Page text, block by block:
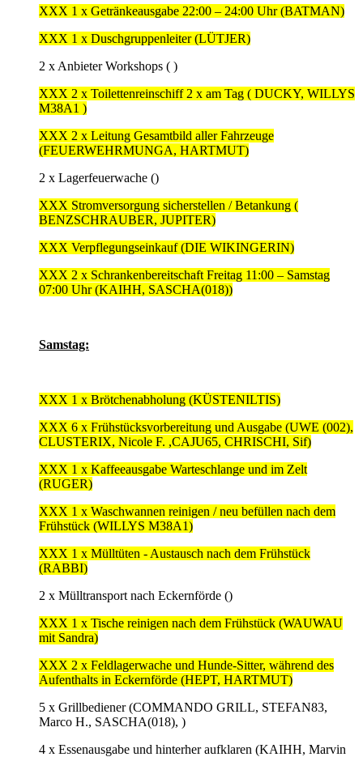
XXX 1 x Getränkeausgabe 22:00 – 24:00 Uhr (BATMAN)
XXX 1 x Duschgruppenleiter (LÜTJER)
2 x Anbieter Workshops ( )
XXX 2 x Toilettenreinschiff 2 x am Tag ( DUCKY, WILLYS
M38A1 )
XXX 2 x Leitung Gesamtbild aller Fahrzeuge
(FEUERWEHRMUNGA, HARTMUT)
2 x Lagerfeuerwache ()
XXX Stromversorgung sicherstellen / Betankung (
BENZSCHRAUBER, JUPITER)
XXX Verpflegungseinkauf (DIE WIKINGERIN)
XXX 2 x Schrankenbereitschaft Freitag 11:00 – Samstag
07:00 Uhr (KAIHH, SASCHA(018))
Samstag:
XXX 1 x Brötchenabholung (KÜSTENILTIS)
XXX 6 x Frühstücksvorbereitung und Ausgabe (UWE (002),
CLUSTERIX, Nicole F. ,CAJU65, CHRISCHI, Sif)
XXX 1 x Kaffeeausgabe Warteschlange und im Zelt
(RUGER)
XXX 1 x Waschwannen reinigen / neu befüllen nach dem
Frühstück (WILLYS M38A1)
XXX 1 x Mülltüten - Austausch nach dem Frühstück
(RABBI)
2 x Mülltransport nach Eckernförde ()
XXX 1 x Tische reinigen nach dem Frühstück (WAUWAU
mit Sandra)
XXX 2 x Feldlagerwache und Hunde-Sitter, während des
Aufenthalts in Eckernförde (HEPT, HARTMUT)
5 x Grillbediener (COMMANDO GRILL, STEFAN83,
Marco H., SASCHA(018), )
4 x Essenausgabe und hinterher aufklaren (KAIHH, Marvin